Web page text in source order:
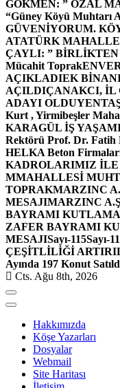
GÖKMEN: ” ÖZAL
“Güney Köyü Muhtarı
GÜVENİYORUM.
ATATÜRK
ÇAYLI: ” BİRLİKTEN
Mücahit Toprak
AÇIKLADIEK
AÇILDIÇANAKCI, İL
ADAYI OLDU
Kurt , Yirmibeşler
KARAGÜL İŞ
Rektörü Prof. Dr. Fatih
HELKA Beton
KADROLARIMIZ
MMAHALLESİ
TOPRAKMARZINC
MESAJIMARZINC
BAYRAMI
ZAFER BAYRAMI
MESAJISayı-115Sayı-
ÇEŞİTLİLİĞİ
Ayında 197 Konut
Cts. Ağu 8th, 2026
Hakkımızda
Köşe Yazarları
Dosyalar
Webmail
Site Haritası